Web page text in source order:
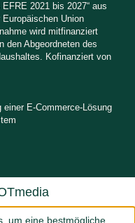
2021 bis 2027“ aus
Union
wird mitfinanziert
den Abgeordneten des
Kofinanziert von
einer E-Commerce-Lösung
um eine bestmögliche